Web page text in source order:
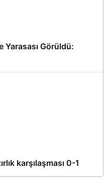
Yarasası Görüldü:
karşılaşması 0-1